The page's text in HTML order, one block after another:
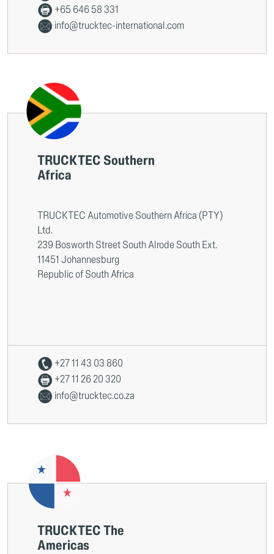
+65 646 58 331
info@trucktec-international.com
TRUCKTEC Southern
Africa
TRUCKTEC Automotive Southern Africa (PTY)
Ltd.
239 Bosworth Street South Alrode South Ext.
11451 Johannesburg
Republic of South Africa
+27 11 43 03 860
+27 11 26 20 320
info@trucktec.co.za
TRUCKTEC The
Americas